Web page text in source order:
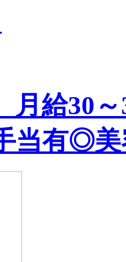
月給30
当有◎美